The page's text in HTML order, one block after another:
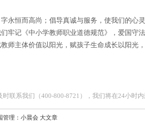
永恒而高尚；倡导真诚与服务，使我们的心
牢记《中小学教师职业道德规范》，爱国守
师主体价值以阳光，赋孩子生命成长以阳光
联系我们（400-800-8721），我们将在24小时内
管理：小晨会 大文章